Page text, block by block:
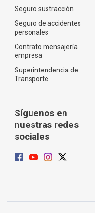
Seguro sustracción
Seguro de accidentes
personales
Contrato mensajería
empresa
Superintendencia de
Transporte
Síguenos en
nuestras redes
sociales